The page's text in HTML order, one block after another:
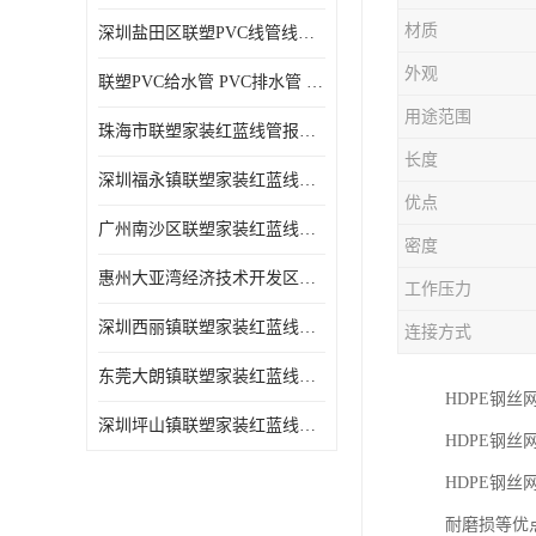
深圳盐田区联塑PVC线管线槽厂商 可零售批发
联塑PVC给水管 PVC排水管 PVC线管线槽
珠海市联塑家装红蓝线管报价表 联塑水管供货商
深圳福永镇联塑家装红蓝线管价格 支持送货上门
广州南沙区联塑家装红蓝线管批发 库存充足
惠州大亚湾经济技术开发区联塑PPR热水管公司
深圳西丽镇联塑家装红蓝线管供货商 联塑管道供应
东莞大朗镇联塑家装红蓝线管电话 联塑管道经销商
深圳坪山镇联塑家装红蓝线管型号 来电咨询
材质
外观
用途范围
长度
优点
密度
工作压力
连接方式
HDPE钢丝
HDPE钢丝
HDPE钢丝
耐磨损等优